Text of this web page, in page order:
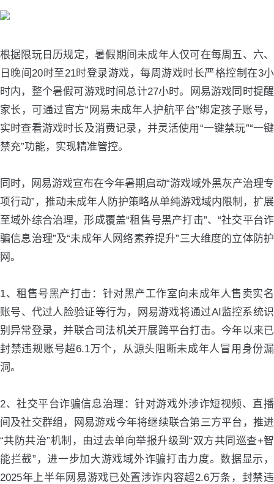
根据限玩日历规定，暑假期间未成年人仅可在每周五、六、
日晚间20时至21时登录游戏，每周游戏时长严格控制在3小
时内，整个暑假可游戏时间总计27小时。网易游戏同时提醒
家长，可通过官方“网易未成年人护航平台”绑定孩子账号，
实时查看游戏时长及消费记录，并灵活使用“一键禁玩”“一键
禁充”功能，实现精准管控。
同时，网易游戏宣布在今年暑期启动“游戏域外黑灰产治理专
项行动”，推动未成年人防护策略从单纯游戏域内限制，扩展
至域外综合治理，形成覆盖“租售号黑产打击”、“社交平台诈
骗信息治理”及“未成年人网络素养提升”三大维度的立体防护
网。
1、租售号黑产打击：针对黑产工作室向未成年人售卖实名
账号、代过人脸验证等行为，网易游戏将通过AI监控系统识
别异常登录，并联合司法机关开展跨平台打击。今年以来已
封禁违规账号超6.1万个，从源头阻断未成年人冒用身份漏
洞。
2、社交平台诈骗信息治理：针对游戏外涉诈短视频、直播
间及社交群组，网易游戏今年将继续联合第三方平台，推进
“共防共治”机制，由过去单向举报升级到“双方共同巡查+智
能拦截”，进一步加大游戏域外诈骗打击力度。数据显示，
2025年上半年网易游戏已处置涉诈内容超2.6万条，封禁违